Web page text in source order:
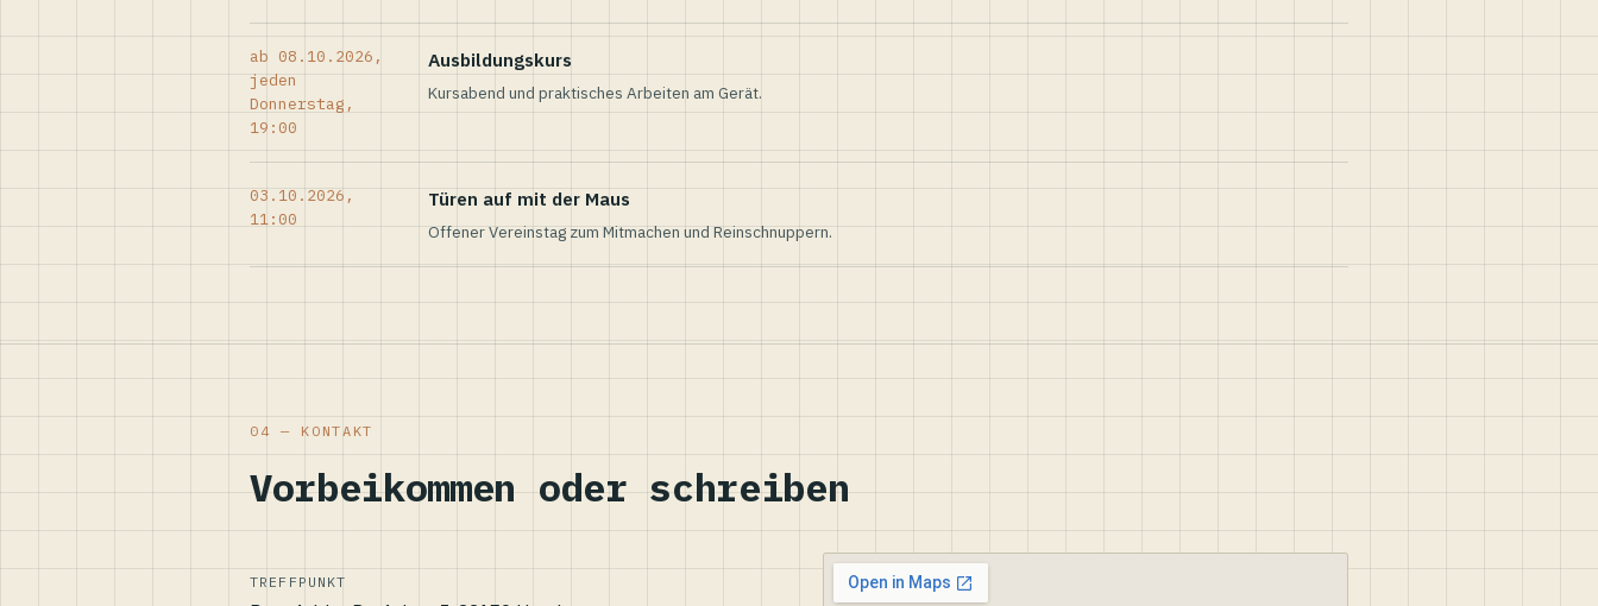
ab 08.10.2026,
jeden
Donnerstag,
19:00
Ausbildungskurs
Kursabend und praktisches Arbeiten am Gerät.
03.10.2026,
11:00
Türen auf mit der Maus
Offener Vereinstag zum Mitmachen und Reinschnuppern.
04 — KONTAKT
Vorbeikommen oder schreiben
TREFFPUNKT